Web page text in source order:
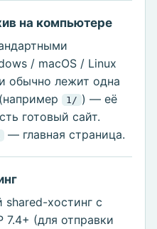
на компьютере
/ macOS / Linux
обычно лежит одна
1/ ) — её
готовый сайт.
— главная страница.
хостинг с
7.4+ (для отправки